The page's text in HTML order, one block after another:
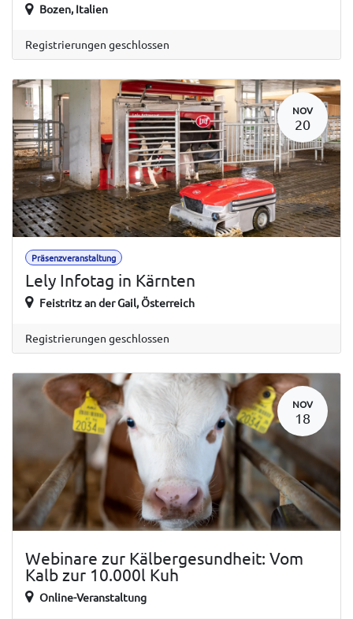
Bozen, Italien
Registrierungen geschlossen
NOV
20
Präsenzveranstaltung
Lely Infotag in Kärnten
Feistritz an der Gail,Österreich
Registrierungen geschlossen
NOV
18
Webinare zur Kälbergesundheit: Vom
Kalb zur 10.000l Kuh
Online-Veranstaltung